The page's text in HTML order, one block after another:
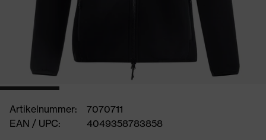
Artikelnummer:
7070711
EAN / UPC:
4049358783858